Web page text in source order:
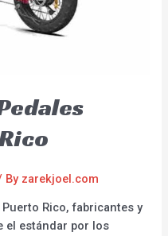
By zarekjoel.com
Rico, fabricantes y
el estándar por los